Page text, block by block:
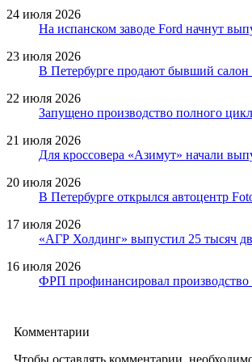
24 июля 2026
На испанском заводе Ford начнут
23 июля 2026
В Петербурге продают бывший салон
22 июля 2026
Запущено производство полного
21 июля 2026
Для кроссовера «Азимут» начали
20 июля 2026
В Петербурге открылся автоцентр
17 июля 2026
«АГР Холдинг» выпустил 25 тысяч
16 июля 2026
ФРП профинансировал производство
Комментарии
Чтобы оставлять комментарии,